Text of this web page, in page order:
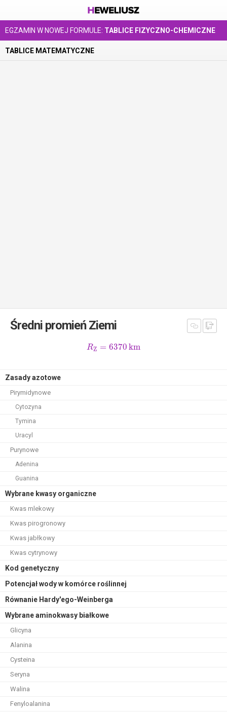
EGZAMIN W NOWEJ FORMULE: TABLICE FIZYCZNO-CHEMICZNE
TABLICE MATEMATYCZNE
Średni promień Ziemi
RZ = 6370 km
Zasady azotowe
Pirymidynowe
Cytozyna
Tymina
Uracyl
Purynowe
Adenina
Guanina
Wybrane kwasy organiczne
Kwas mlekowy
Kwas pirogronowy
Kwas jabłkowy
Kwas cytrynowy
Kod genetyczny
Potencjał wody w komórce roślinnej
Równanie Hardy'ego-Weinberga
Wybrane aminokwasy białkowe
Glicyna
Alanina
Cysteina
Seryna
Walina
Fenyloalanina